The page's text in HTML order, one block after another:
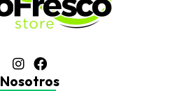
Nosotros